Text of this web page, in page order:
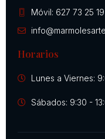
Móvil: 627 73 25 19
Horarios
Lunes a Viernes:
Sábados: 9:30 -